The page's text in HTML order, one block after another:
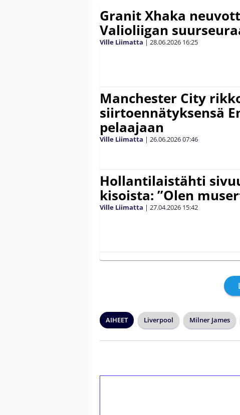
Granit Xhaka
Valioliigan
Ville Liimatta | 28.06.2026 16:25
Manchester City
siirtoennätyksensä
pelaajaan
Ville Liimatta | 26.06.202607:46
Hollantilaistähti
kisoista: ”Olen
Ville Liimatta | 27.04.2026 15:42
AIHEET Liverpool Milner James